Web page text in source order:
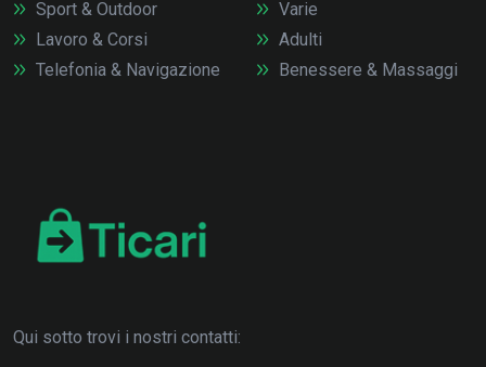
Sport & Outdoor
Lavoro & Corsi
Telefonia & Navigazione
Varie
Adulti
Benessere & Massaggi
Qui sotto trovi i nostri contatti: